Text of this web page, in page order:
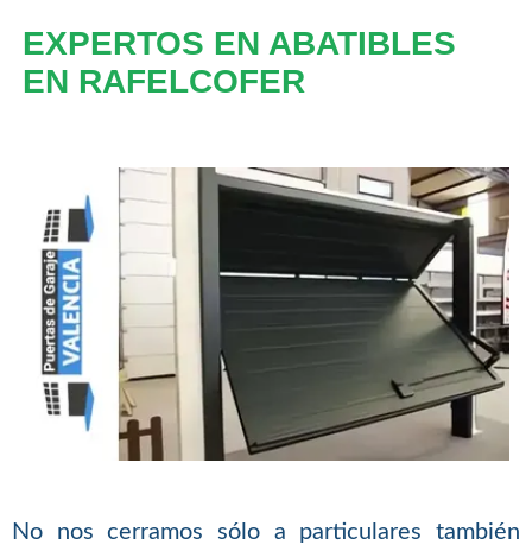
EXPERTOS EN ABATIBLES
EN RAFELCOFER
No nos cerramos sólo a particulares también